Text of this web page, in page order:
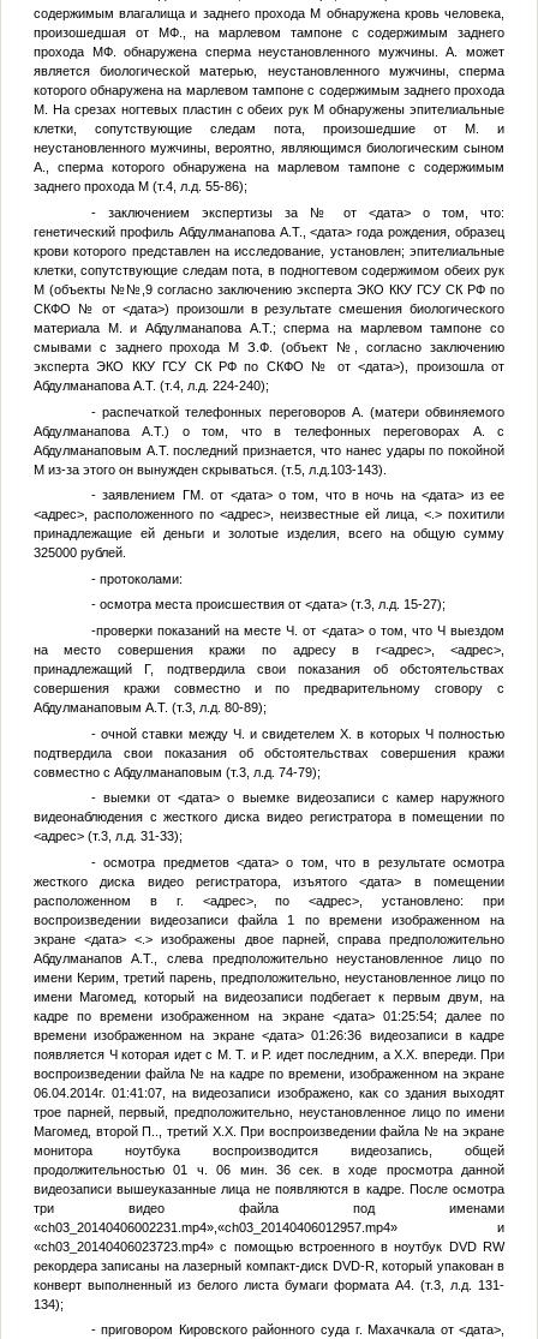
содержимым влагалища и заднего прохода М обнаружена кровь человека,
произошедшая от
МФ., на марлевом тампоне с содержимым заднего
прохода
МФ. обнаружена сперма неустановленного мужчины.А. может
является биологической матерью, неустановленного мужчины, сперма
которого обнаружена на марлевом тампоне с содержимым заднего прохода
М. На срезах ногтевых пластин с обеих рук М обнаружены эпителиальные
клетки, сопутствующие следам пота, произошедшие от М. и
неустановленного мужчины, вероятно, являющимся биологическим сыном
А., сперма которого обнаружена на марлевом тампоне с содержимым
заднего прохода М (т.4, л.д. 55-86);
- заключением экспертизы за
№ от<дата> о том, что:
генетический профиль Абдулманапова А.Т.,<дата> года рождения, образец
крови которого представлен на исследование, установлен; эпителиальные
клетки, сопутствующие следам пота, в подногтевом содержимом обеих рук
М(объекты №№ ,9 согласно заключению эксперта ЭКО ККУ ГСУ СК РФ по
СКФО
№ от<дата>) произошли в результате смешения биологического
материала М. и Абдулманапова А.Т.; сперма на марлевом тампоне со
смывами с заднего проходаМ З.Ф. (объект №
, согласно заключению
эксперта ЭКО ККУ ГСУ СК РФ по СКФО № от<дата>), произошла от
Абдулманапова А.Т. (т.4, л.д. 224-240);
- распечаткой телефонных переговоров А. (матери обвиняемого
Абдулманапова А.Т.) о том, что в телефонных переговорах А. с
Абдулманаповым А.Т. последний признается, что нанес удары по покойной
Миз-за этого он вынужден скрываться. (т.5, л.д.103-143).
- заявлением
ГМ. от <дата>о том, что в ночь на<дата> из ее
<адрес>, расположенного по <адрес> , неизвестные ей лица,<.> похитили
принадлежащие ей деньги и золотые изделия, всего на общую сумму
325000 рублей.
- протоколами:
- осмотра места происшествия от <дата>(т.3, л.д. 15-27);
-проверки показаний на местеЧ . от <дата>о том, что Чвыездом
на место совершения кражи по адресу в г<адрес>,<адрес>
принадлежащийГ, подтвердила свои показания об обстоятельствах
совершения кражи совместно и по предварительному сговору с
Абдулманаповым А.Т. (т.3, л.д. 80-89);
- очной ставки между Ч. и свидетелемХ. в которых Чполностью
подтвердила свои показания об обстоятельствах совершения кражи
совместно с Абдулманаповым (т.3, л.д. 74-79);
- выемки от<дата> о выемке видеозаписи с камер наружного
видеонаблюдения с жесткого диска видео регистратора в помещении по
<адрес>(т.3, л.д. 31-33);
- осмотра предметов <дата> о том, что в результате осмотра
жесткого диска видео регистратора, изъятого<дата> в помещении
расположенном в г. <адрес>, по<адрес> , установлено: при
воспроизведении видеозаписи файла 1 по времени изображенном на
экране<дата> <.> изображены двое парней, справа предположительно
Абдулманапов А.Т., слева предположительно неустановленное лицо по
имени Керим, третий парень, предположительно, неустановленное лицо по
имени Магомед, который на видеозаписи подбегает к первым двум, на
кадре по времени изображенном на экране <дата>01:25:54; далее по
времени изображенном на экране <дата> 01:26:36 видеозаписи в кадре
появляется Чкоторая идет с М. Т. и Р. идет последним, аХ.Х. впереди. При
воспроизведении файла № на кадре по времени, изображенном на экране
06.04.2014г. 01:41:07, на видеозаписи изображено, как со здания выходят
трое парней, первый, предположительно, неустановленное лицо по имени
Магомед, второйП. ., третий Х. Х. При воспроизведении файла № на экране
монитора ноутбука воспроизводится видеозапись, общей
продолжительностью 01 ч. 06 мин. 36 сек. в ходе просмотра данной
видеозаписи вышеуказанные лица не появляются в кадре. После осмотра
три видео файла под именами
«ch03_20140406002231.mp4»,«ch03_20140406012957.mp4» и
«ch03_20140406023723.mp4» с помощью встроенного в ноутбук DVD RW
рекордера записаны на лазерный компакт-диск DVD-R, который упакован в
конверт выполненный из белого листа бумаги формата А4. (т.3, л.д. 131-
134);
- приговором Кировского районного суда г. Махачкала от<дата>